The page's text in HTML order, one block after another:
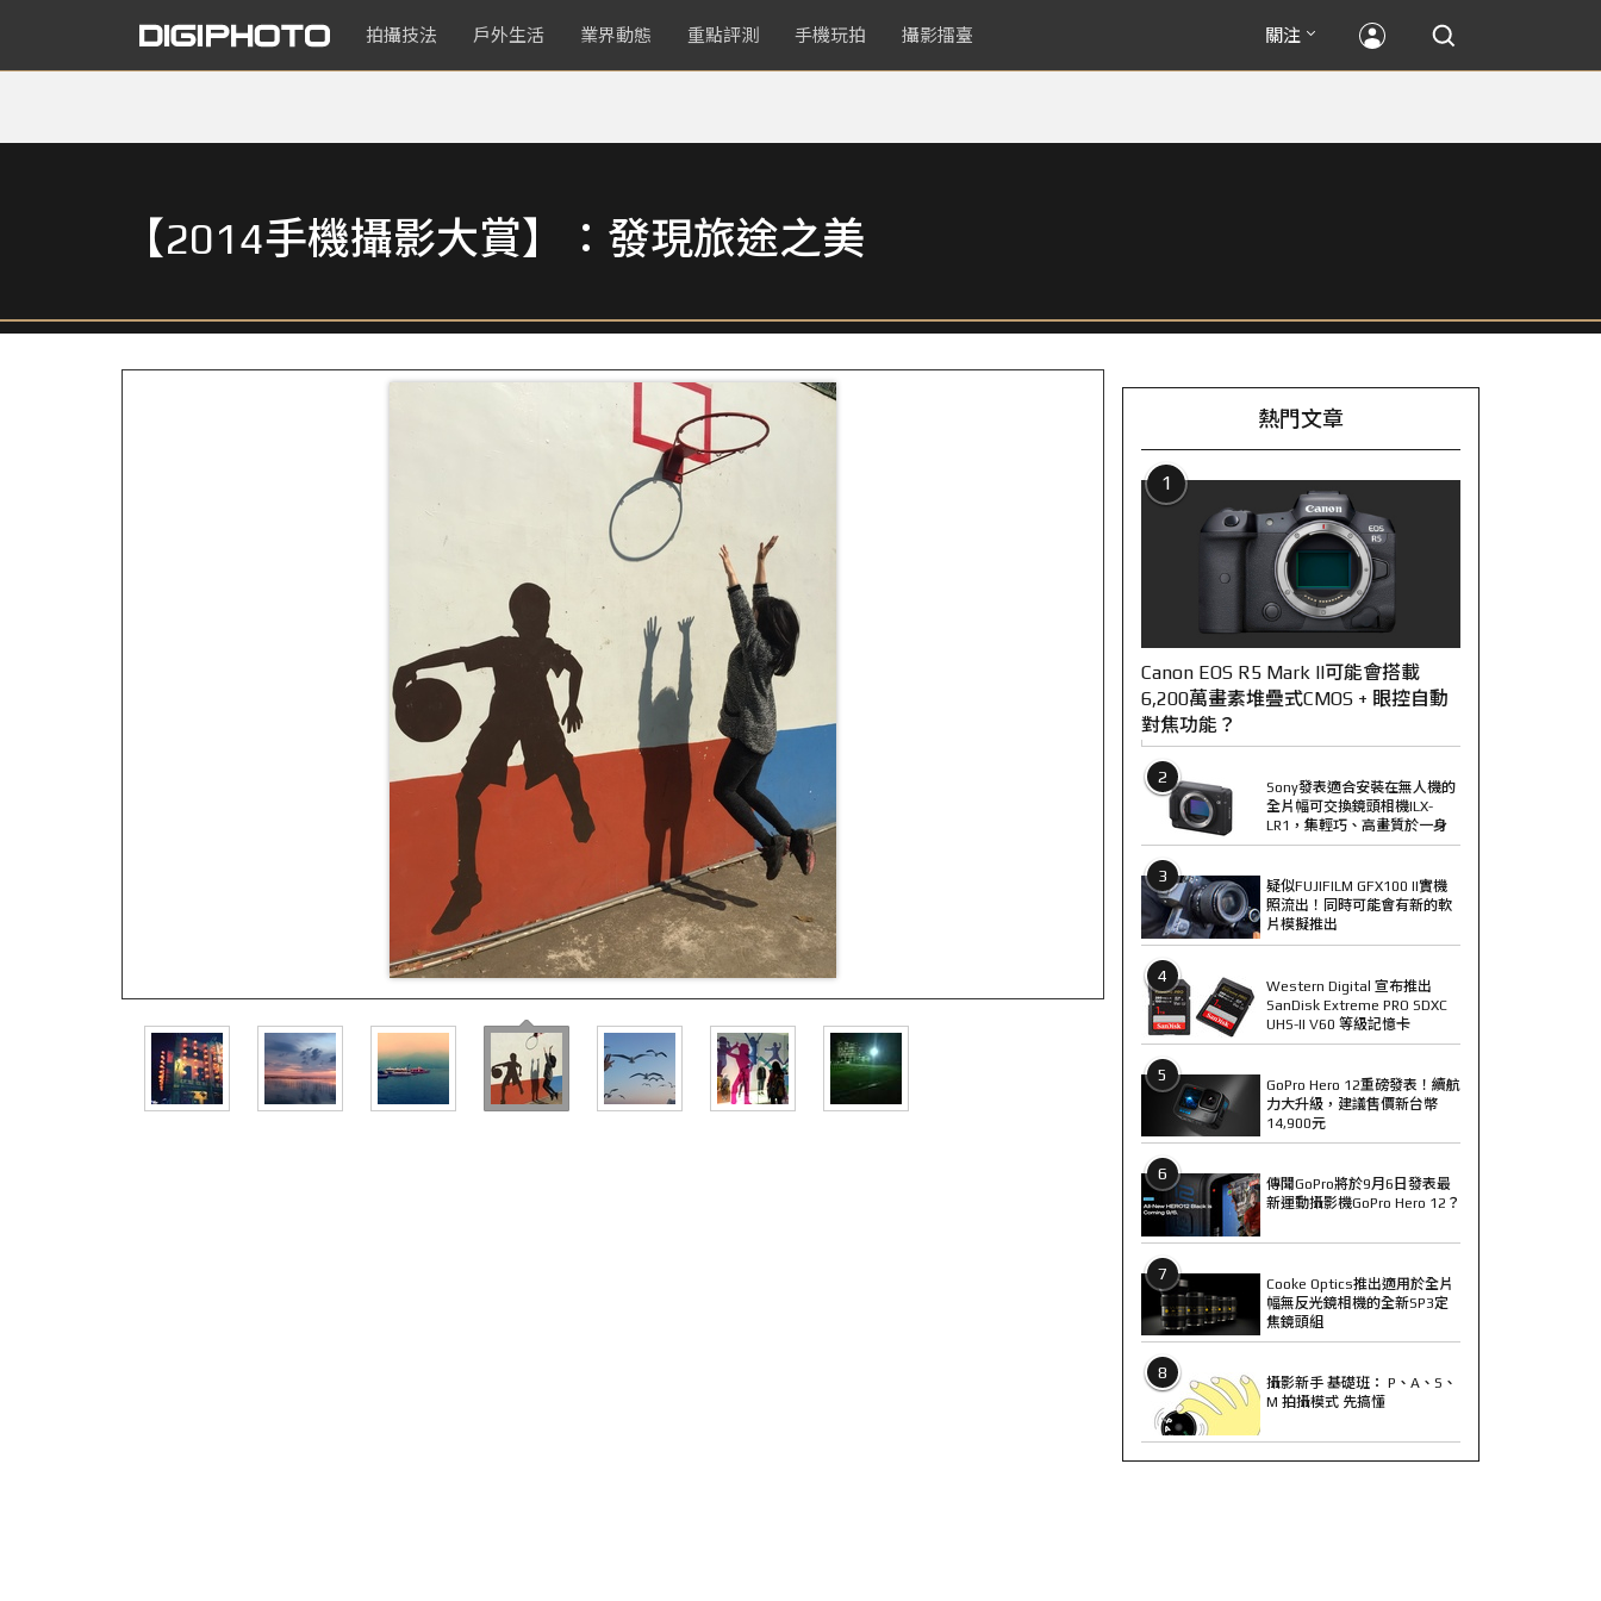
拍攝技法 戶外生活 業界動態 重點評測 手機玩拍 攝影擂臺 關注
【2014手機攝影大賞】：發現旅途之美
熱門文章
1
Canon EOS R5 Mark II可能會搭載
6,200萬畫素堆疊式CMOS + 眼控自動
對焦功能？
2
Sony發表適合安裝在無人機的
全片幅可交換鏡頭相機ILX-
LR1，集輕巧、高畫質於一身
3
疑似FUJIFILM GFX100 II實機
照流出！同時可能會有新的軟
片模擬推出
4
Western Digital 宣布推出
SanDisk Extreme PRO SDXC
UHS-II V60 等級記憶卡
5
GoPro Hero 12重磅發表！續航
力大升級，建議售價新台幣
14,900元
6
傳聞GoPro將於9月6日發表最
新運動攝影機GoPro Hero 12？
7
Cooke Optics推出適用於全片
幅無反光鏡相機的全新SP3定
焦鏡頭組
8
攝影新手 基礎班： P、A、S、
M 拍攝模式 先搞懂